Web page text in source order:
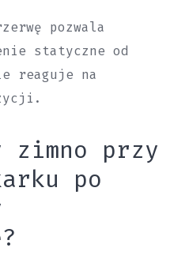
pozwala
statyczne od
reaguje na
zimno przy
po